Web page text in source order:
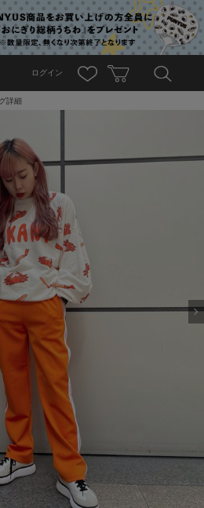
ログイン
詳細